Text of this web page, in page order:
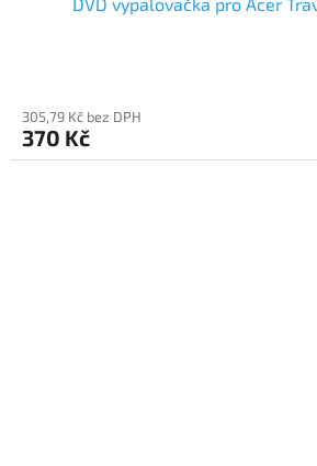
305,79 Kč bez DPH
370 Kč